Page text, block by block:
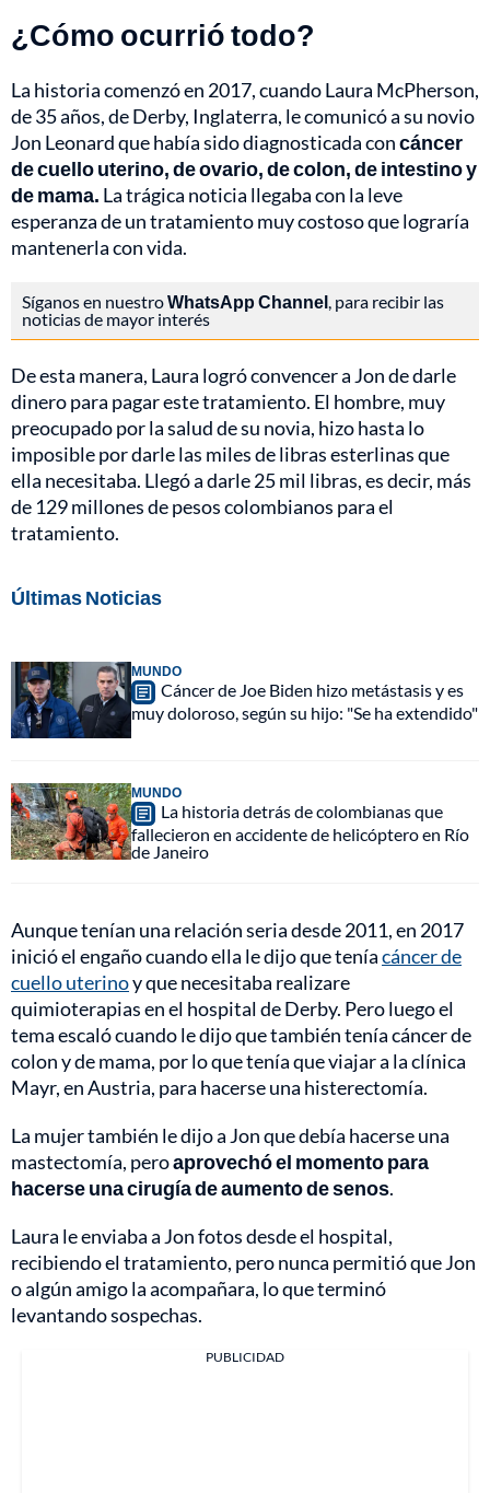
¿Cómo ocurrió todo?
La historia comenzó en 2017, cuando Laura McPherson,
de 35 años, de Derby, Inglaterra, le comunicó a su novio
Jon Leonard que había sido diagnosticada concáncer
de cuello uterino, de ovario, de colon, de intestino y
de mama. La trágica noticia llegaba con la leve
esperanza de un tratamiento muy costoso que lograría
mantenerla con vida.
Síganos en nuestroWhatsApp Channel, para recibir las
noticias de mayor interés
De esta manera, Laura logró convencer a Jon de darle
dinero para pagar este tratamiento. El hombre, muy
preocupado por la salud de su novia, hizo hasta lo
imposible por darle las miles de libras esterlinas que
ella necesitaba. Llegó a darle 25 mil libras, es decir, más
de 129 millones de pesos colombianos para el
tratamiento.
Últimas Noticias
MUNDO
Cáncer de Joe Biden hizo metástasis y es
muy doloroso, según su hijo: "Se ha extendido"
MUNDO
La historia detrás de colombianas que
fallecieron en accidente de helicóptero en Río
de Janeiro
Aunque tenían una relación seria desde 2011, en 2017
inició el engaño cuando ella le dijo que teníacáncer de
cuello uterinoy que necesitaba realizare
quimioterapias en el hospital de Derby. Pero luego el
tema escaló cuando le dijo que también tenía cáncer de
colon y de mama, por lo que tenía que viajar a la clínica
Mayr, en Austria, para hacerse una histerectomía.
La mujer también le dijo a Jon que debía hacerse una
mastectomía, peroaprovechó el momento para
hacerse una cirugía de aumento de senos.
Laura le enviaba a Jon fotos desde el hospital,
recibiendo el tratamiento, pero nunca permitió que Jon
o algún amigo la acompañara, lo que terminó
levantando sospechas.
PUBLICIDAD